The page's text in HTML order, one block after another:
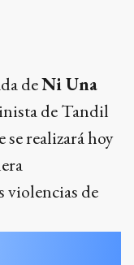
deNi Una
de Tandil
realizará hoy
violencias de